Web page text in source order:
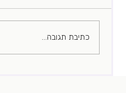
כתיבת תגובה...